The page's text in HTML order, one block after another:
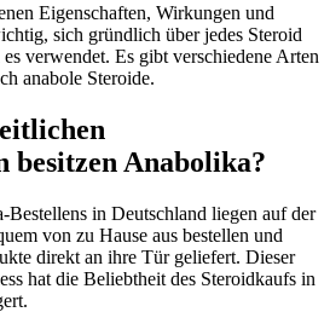
Eigenschaften, Wirkungen und
sich gründlich über jedes Steroid
verwendet. Es gibt verschiedene Arten
anabole Steroide.
besitzen Anabolika?
in Deutschland liegen auf der
von zu Hause aus bestellen und
direkt an ihre Tür geliefert. Dieser
hat die Beliebtheit des Steroidkaufs in